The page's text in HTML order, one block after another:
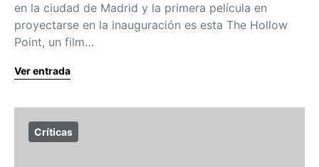
en la ciudad de Madrid y la primera película en
proyectarse en la inauguración es esta The Hollow
Point, un film…
Ver entrada
Críticas